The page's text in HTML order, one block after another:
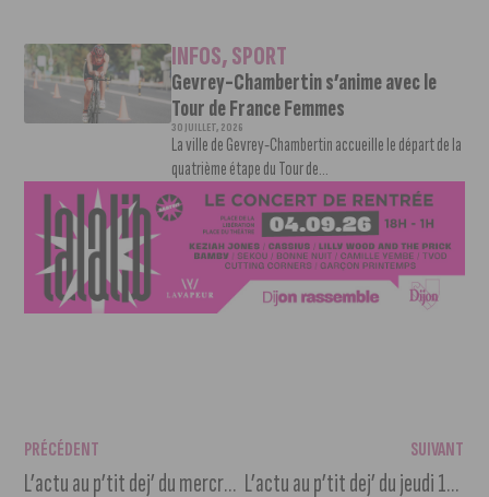
INFOS,SPORT
Gevrey-Chambertin s’anime avec le
Tour de France Femmes
30 JUILLET, 2026
La ville de Gevrey-Chambertin accueille le départ de la
quatrième étape du Tour de...
PRÉCÉDENT
L’actu au p’tit dej’ du mercredi 31 mars 2021
SUIVANT
L’actu au p’tit dej’ du jeudi 1er avril 2021